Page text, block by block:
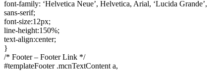
font-family: ‘Helvetica Neue’, Helvetica, Arial, ‘Lucida Grande’,
sans-serif;
font-size:12px;
line-height:150%;
text-align:center;
}
/* Footer – Footer Link */
#templateFooter .mcnTextContent a,